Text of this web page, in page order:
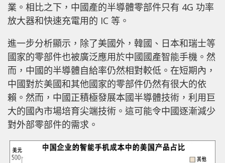
業。相比之下，中國產的半導體零部件只有 4G 功率
放大器和快速充電用的 IC 等。
進一步分析顯示，除了美國外，韓國、日本和瑞士等
國家的零部件也被廣泛應用於中國國產智能手機。然
而，中國的半導體自給率仍然相對較低。在短期內，
中國對於美國和其他國家的零部件仍然有很大的依
賴。然而，中國正積極發展本國半導體技術，利用巨
大的國內市場培育尖端技術。這可能令中國逐漸減少
對外部零部件的需求。